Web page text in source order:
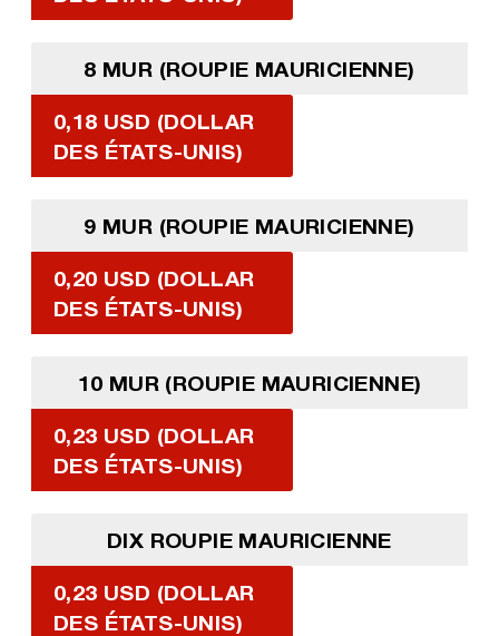
8 MUR (ROUPIE MAURICIENNE)
0,18 USD (DOLLAR
DES ÉTATS-UNIS)
9 MUR (ROUPIE MAURICIENNE)
0,20 USD (DOLLAR
DES ÉTATS-UNIS)
10 MUR (ROUPIE MAURICIENNE)
0,23 USD (DOLLAR
DES ÉTATS-UNIS)
DIX ROUPIE MAURICIENNE
0,23 USD (DOLLAR
DES ÉTATS-UNIS)